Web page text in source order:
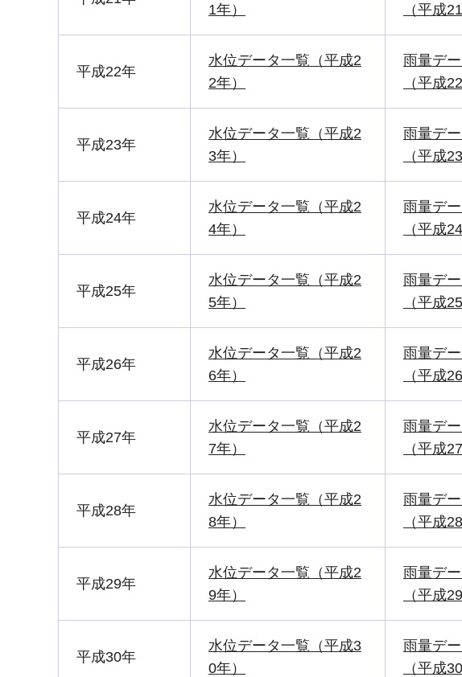
1年）
（平成
平成22年
水位データ一覧（平成2
2年）
雨量デ
（平成
平成23年
水位データ一覧（平成2
3年）
雨量デ
（平成
平成24年
水位データ一覧（平成2
4年）
雨量デ
（平成
平成25年
水位データ一覧（平成2
5年）
雨量デ
（平成
平成26年
水位データ一覧（平成2
6年）
雨量デ
（平成
平成27年
水位データ一覧（平成2
7年）
雨量デ
（平成
平成28年
水位データ一覧（平成2
8年）
雨量デ
（平成
平成29年
水位データ一覧（平成2
9年）
雨量デ
（平成
平成30年
水位データ一覧（平成3
0年）
雨量デ
（平成